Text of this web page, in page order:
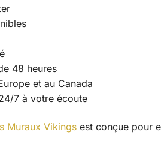
48 heures
et au Canada
7 à votre écoute
Muraux Vikingsest conçue pour